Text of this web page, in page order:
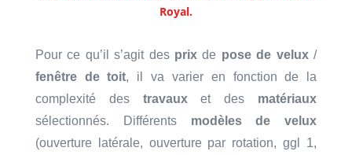
Royal.
Pour ce qu’il s’agit des prix de pose de velux/
fenêtre de toit, il va varier en fonction de la
complexité des travauxet des matériaux
sélectionnés. Différents modèles de velux
(ouverture latérale, ouverture par rotation, ggl 1,